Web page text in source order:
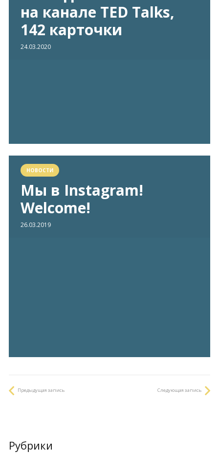
на канале TED Talks,
142 карточки
24.03.2020
НОВОСТИ
Мы в Instagram!
Welcome!
26.03.2019
Предыдущая запись Следующая запись
Рубрики